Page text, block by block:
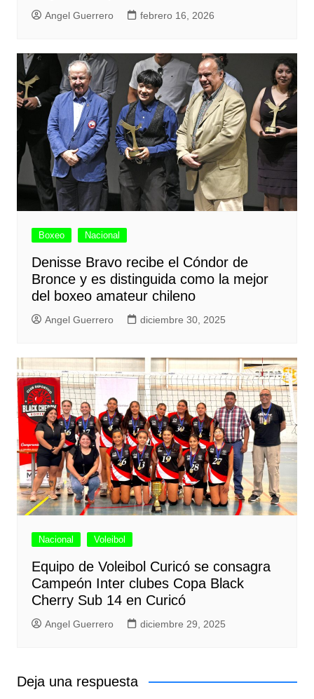
Angel Guerrero febrero 16, 2026
Boxeo Nacional
Denisse Bravo recibe el Cóndor de
Bronce y es distinguida como la mejor
del boxeo amateur chileno
Angel Guerrero diciembre 30, 2025
Nacional Voleibol
Equipo de Voleibol Curicó se consagra
Campeón Inter clubes Copa Black
Cherry Sub 14 en Curicó
Angel Guerrero diciembre 29, 2025
Deja una respuesta